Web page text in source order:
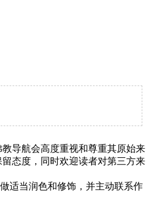
导航会高度重视和尊重其原始来
态度，同时欢迎读者对第三方来
适当润色和修饰，并主动联系作